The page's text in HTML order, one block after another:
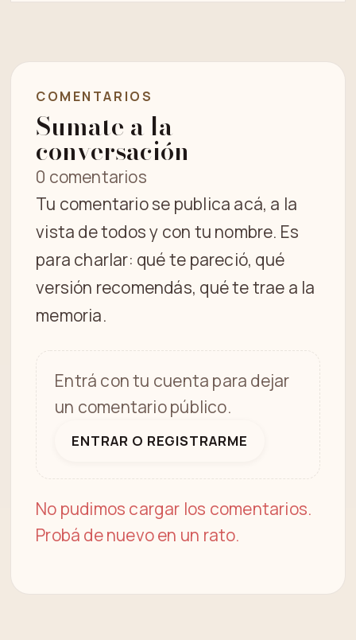
COMENTARIOS
Sumate a la
conversación
0 comentarios
Tu comentario se publica acá, a la
vista de todos y con tu nombre. Es
para charlar: qué te pareció, qué
versión recomendás, qué te trae a la
memoria.
Entrá con tu cuenta para dejar
un comentario público.
ENTRAR O REGISTRARME
No pudimos cargar los comentarios.
Probá de nuevo en un rato.